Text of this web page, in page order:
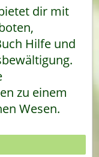
dir mit
Hilfe und
zu einem
Wesen.